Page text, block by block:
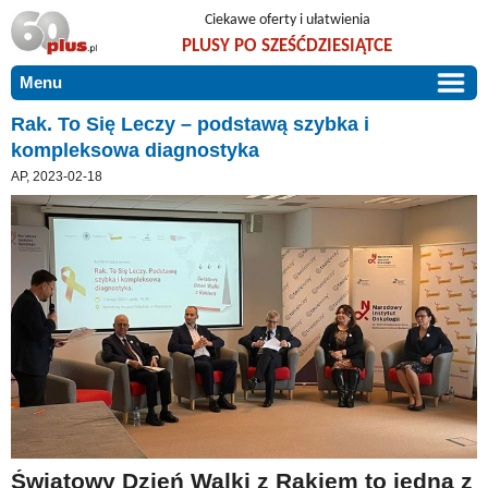
Ciekawe oferty i ułatwienia
PLUSY PO SZEŚĆDZIESIĄTCE
Menu
START
PROMOCJE
ARTYKUŁY
Szczególnie polecamy
Użyteczne porady
Szlachetne zdrowie
Mieszkaj wygodnie i bez barier
Warto wiedzieć!
Podróże i wypoczynek
Taniej, okazyjnie, specjalnie dla 60plus
DLA BLISKICH
ZGŁOŚ OFERTĘ
O NAS
KONTAKT
Rak. To Się Leczy – podstawą szybka i
kompleksowa diagnostyka
AP, 2023-02-18
Światowy Dzień Walki z Rakiem to jedna z